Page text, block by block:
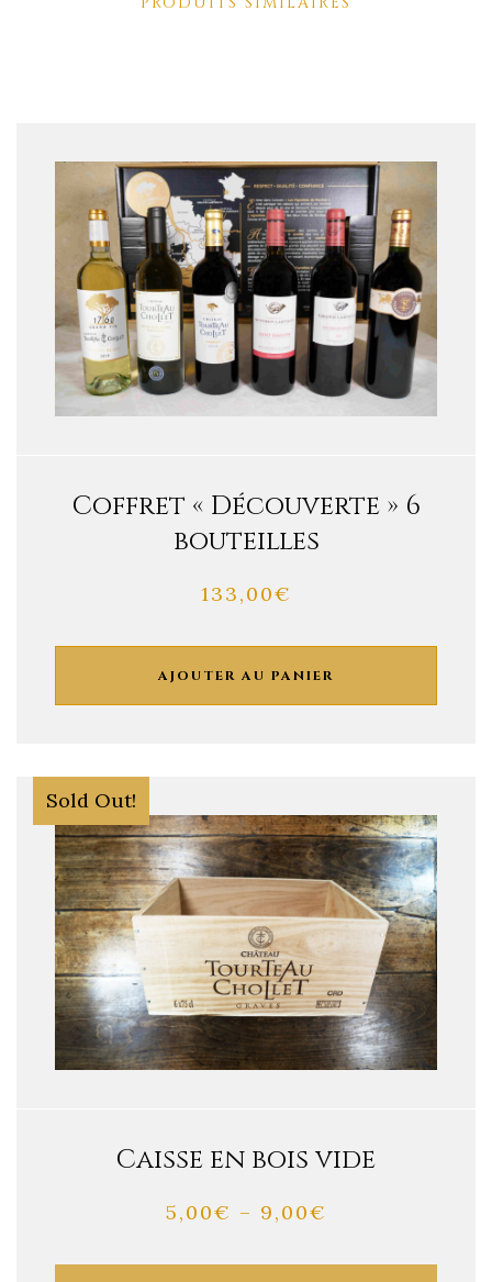
Coffret « Découverte » 6
bouteilles
133,00€
AJOUTER AU PANIER
Sold Out!
Caisse en bois vide
5,00€ – 9,00€